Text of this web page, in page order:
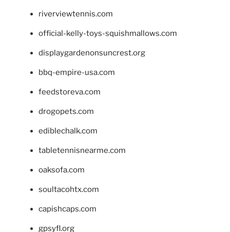
riverviewtennis.com
official-kelly-toys-squishmallows.com
displaygardenonsuncrest.org
bbq-empire-usa.com
feedstoreva.com
drogopets.com
ediblechalk.com
tabletennisnearme.com
oaksofa.com
soultacohtx.com
capishcaps.com
gpsyfl.org